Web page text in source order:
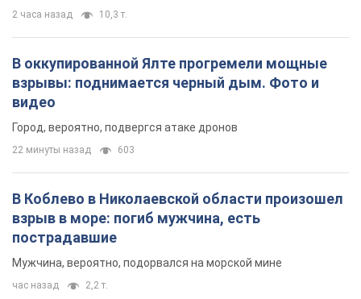
2 часа назад 10,3 т.
В оккупированной Ялте прогремели мощные
взрывы: поднимается черный дым. Фото и
видео
Город, вероятно, подвергся атаке дронов
22 минуты назад 603
В Коблево в Николаевской области произошел
взрыв в море: погиб мужчина, есть
пострадавшие
Мужчина, вероятно, подорвался на морской мине
час назад 2,2 т.